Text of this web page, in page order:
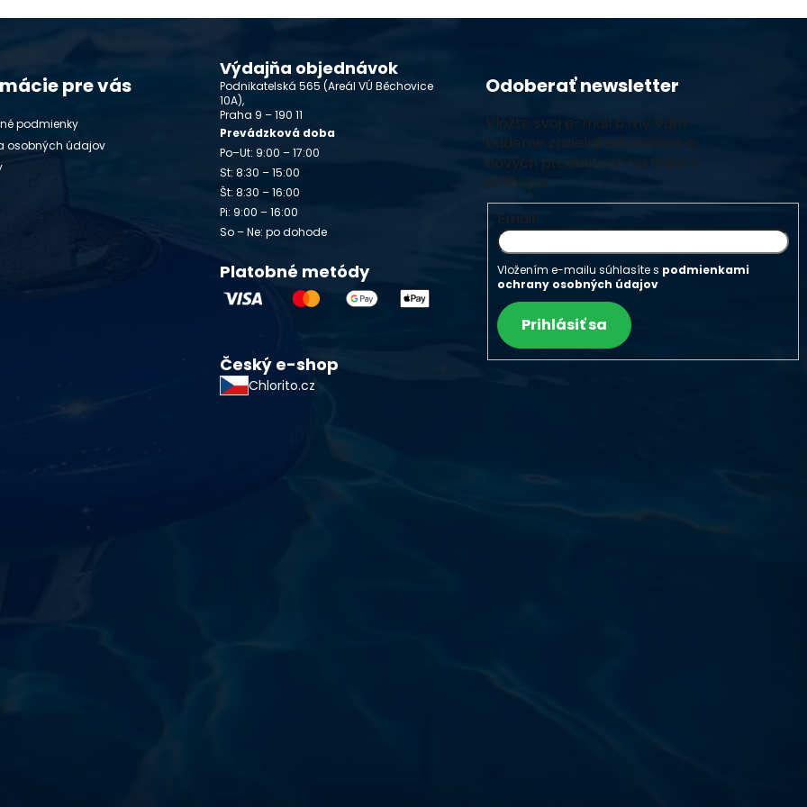
pre vás
podmienky
osobných údajov
Výdajňa objednávok
Podnikatelská 565 (Areál VÚ Běchovice
10A),
Praha 9 – 190 11
Prevádzková doba
Po–Ut: 9:00 – 17:00
St: 8:30 – 15:00
Št: 8:30 – 16:00
Pi: 9:00 – 16:00
So – Ne: po dohode
Platobné metódy
Český e-shop
Chlorito.cz
Odoberať newsletter
Vložte svoj e-mail a my Vám
budeme zasielať informácie o
nových produktoch na našom
e-shope.
Email
Vložením e-mailu súhlasíte s podmienkami
ochrany osobných údajov
Prihlásiť sa
o vodu a
vzdelaním v oblasti čistiarní odpadových
zdokonaľovaním v oblasti starostlivosti o vodu.
vlastnej výroby pre čistú a bezpečnú
na najlepších európskych surovinách a
najvyššiu kvalitu za ceny porovnateľné s
a bezpečnosťou. Presvedčte sa sami o kvalite
kontrolami a testami, a o ich nepochybnej
oázu čistoty s našimi produktmi – pretože voda